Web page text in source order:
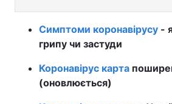
Симптоми коронавірусу -
грипу чи застуди
Коронавірус карта
(оновлюється)